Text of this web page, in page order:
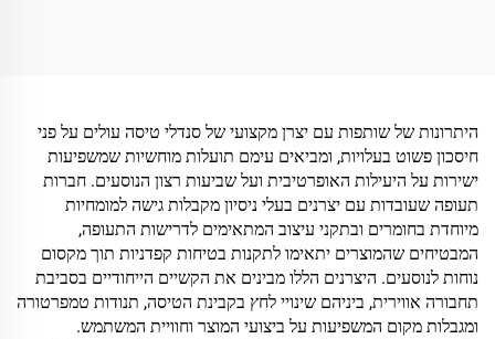
היתרונות של שותפות עם יצרן מקצועי של סנדלי טיסה עולים על פני
חיסכון פשוט בעלויות, ומביאים עימם תועלות מוחשיות שמשפיעות
ישירות על היעילות האופרטיבית ועל שביעות רצון הנוסעים. חברות
תעופה שעובדות עם יצרנים בעלי ניסיון מקבלות גישה למומחיות
מיוחדת בחומרים ובתקני עיצוב המתאימים לדרישות התעופה,
המבטיחים שהמוצרים יתאימו לתקנות בטיחות קפדניות תוך מקסום
נוחות לנוסעים. היצרנים הללו מבינים את הקשיים הייחודיים בסביבת
תחבורה אווירית, ביניהם שינויי לחץ בקבינת הטיסה, תנודות טמפרטורה
ומגבלות מקום המשפיעות על ביצועי המוצר וחוויית המשתמש.